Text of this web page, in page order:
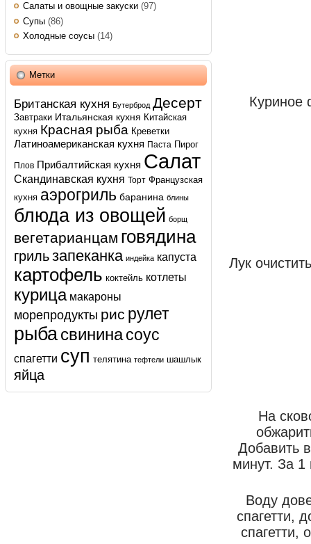
Салаты и овощные закуски (97)
Супы (86)
Холодные соусы (14)
Метки
Британская кухня Бутерброд Десерт
Завтраки Итальянская кухня Китайская
кухня Красная рыба Креветки
Латиноамериканская кухня Паста Пирог
Плов Прибалтийская кухня Салат
Скандинавская кухня Торт Французская
кухня аэрогриль баранина блины
блюда из овощей борщ
вегетарианцам говядина
грильзапеканка индейка капуста
картофель коктейль котлеты
курица макароны
морепродукты рис рулет
рыбасвининасоус
спагетти суп телятина тефтели шашлык
яйца
Куриное
Лук
На
Добавить
минут. За 1
Воду
спагетти,
спагетти,